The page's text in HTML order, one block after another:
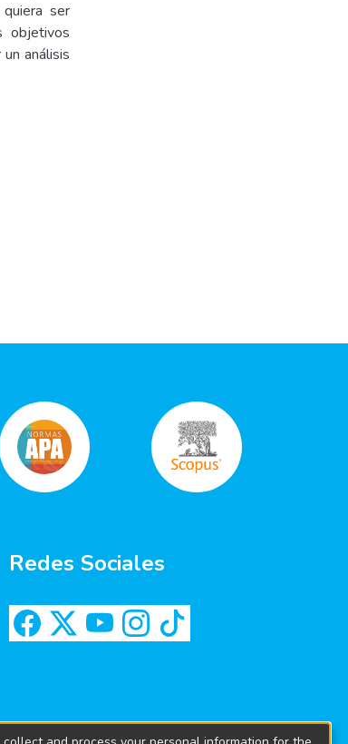
ser
objetivos
análisis
Redes Sociales